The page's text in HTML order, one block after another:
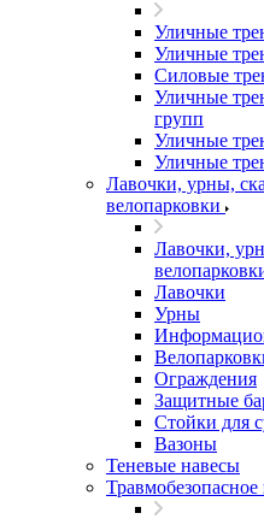
Уличные
Уличные
Силовые
Уличные
групп
Уличные
Уличные
Лавочки, урны,
велопарковки
Лавочки,
Лавочки
Урны
Ограждения
Защитные
Стойки для
Вазоны
Теневые навесы